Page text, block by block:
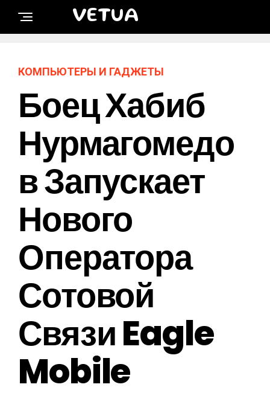
VETUA
КОМПЬЮТЕРЫ И ГАДЖЕТЫ
Боец Хабиб
Нурмагомедо
В Запускает
Нового
Оператора
Сотовой
Связи Eagle
Mobile